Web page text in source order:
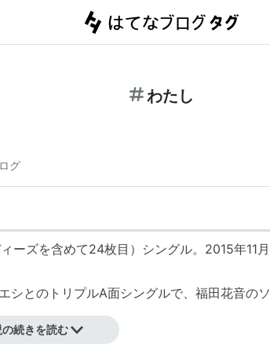
わたし
グ
ーズを含めて24枚目）シングル。2015年11月
シとのトリプルA面シングルで、福田花音のソ
続きを読む